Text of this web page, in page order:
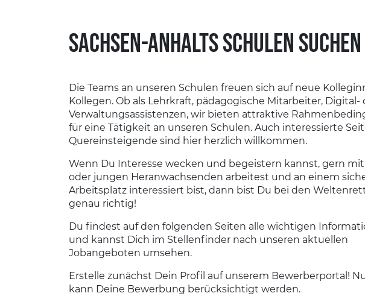
SACHSEN-ANHALTS SCHULEN
Die Teams an unseren Schulen freuen sich auf neue
Kollegen. Ob als Lehrkraft, pädagogische Mitarbeiter, Digital-
Verwaltungsassistenzen, wir bieten attraktive
für eine Tätigkeit an unseren Schulen. Auch interessierte
Quereinsteigende sind hier herzlich willkommen.
Wenn Du Interesse wecken und begeistern kannst, gern
oder jungen Heranwachsenden arbeitest und an einem
Arbeitsplatz interessiert bist, dann bist Du bei den
genau richtig!
Du findest auf den folgenden Seiten alle wichtigen
und kannst Dich im Stellenfinder nach unseren aktuellen
Jobangeboten umsehen.
Erstelle zunächst Dein Profil auf unserem Bewerberportal!
kann Deine Bewerbung berücksichtigt werden.